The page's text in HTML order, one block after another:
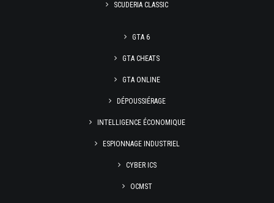
SCUDERIA CLASSIC
GTA 6
GTA CHEATS
GTA ONLINE
DÉPOUSSIÉRAGE
INTELLIGENCE ÉCONOMIQUE
ESPIONNAGE INDUSTRIEL
CYBER ICS
OCMST